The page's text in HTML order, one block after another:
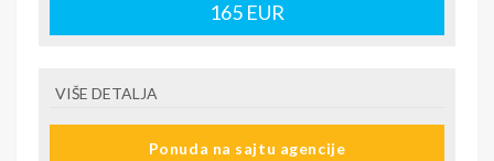
apartmanu na bazi 10 noćenja. 11.DAN Napuštanje
13.08. 23.08. 02.09. 12.09. 22.09.
165 EUR
VIŠE DETALJA
Ponuda na sajtu agencije